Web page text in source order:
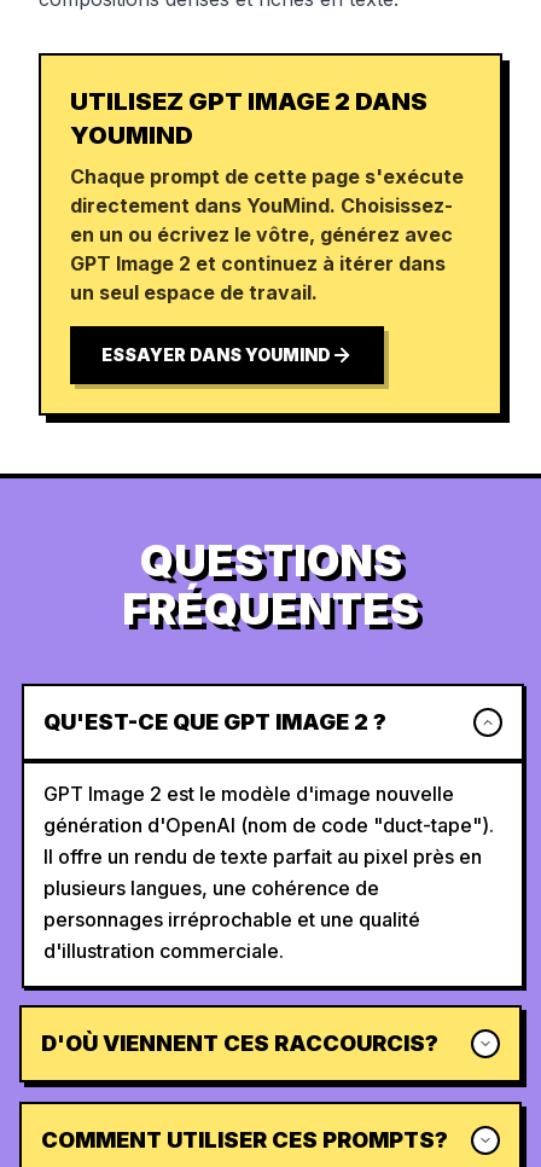
UTILISEZ GPT IMAGE 2 DANS
YOUMIND
Chaque prompt de cette page s'exécute
directement dans YouMind. Choisissez-
en un ou écrivez le vôtre, générez avec
GPT Image 2 et continuez à itérer dans
un seul espace de travail.
ESSAYER DANS YOUMIND
QUESTIONS
FRÉQUENTES
QU'EST-CE QUE GPT IMAGE 2 ?
GPT Image 2 est le modèle d'image nouvelle
génération d'OpenAI (nom de code "duct-tape").
Il offre un rendu de texte parfait au pixel près en
plusieurs langues, une cohérence de
personnages irréprochable et une qualité
d'illustration commerciale.
D'OÙ VIENNENT CES RACCOURCIS?
COMMENT UTILISER CES PROMPTS?